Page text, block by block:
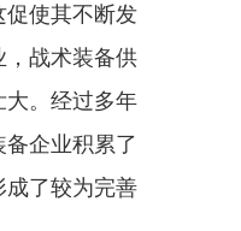
促使其不断发
，战术装备供
大。经过多年
企业积累了
成了较为完善